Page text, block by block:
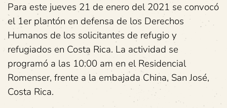
Para este jueves 21 de enero del 2021 se convocó
el 1er plantón en defensa de los Derechos
Humanos de los solicitantes de refugio y
refugiados en Costa Rica. La actividad se
programó a las 10:00 am en el Residencial
Romenser, frente a la embajada China, San José,
Costa Rica.